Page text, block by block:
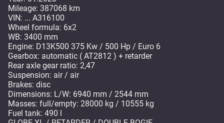
Mileage: 387068 km
VIN: ... A316100
Wheel formula: 6x2
WB: 3400 mm
Engine: D13K500 375 Kw / 500 Hp / Euro 6
Gearbox: automatic ( AT2812 ) + retarder
Rear axle gear ratio: 2,47
Suspension: air / air
Brakes: disc
Dimensions: L/W: 6940 mm / 2544 mm
Masses: full/empty: 28000 kg / 10555 kg
Fuel tank: 490 l